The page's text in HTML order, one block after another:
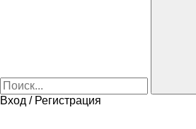
Вход / Регистрация